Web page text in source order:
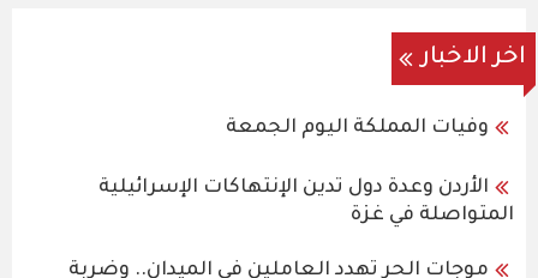
اخر الاخبار
وفيات المملكة اليوم الجمعة
الأردن وعدة دول تدين الإنتهاكات الإسرائيلية
المتواصلة في غزة
موجات الحر تهدد العاملين في الميدان.. وضربة